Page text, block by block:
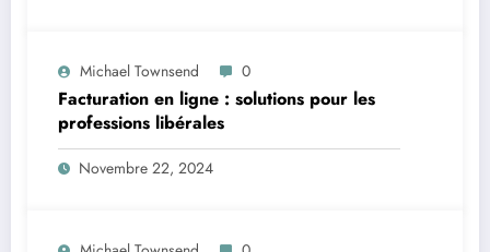
Michael Townsend 0
Facturation en ligne : solutions pour les
professions libérales
Novembre 22, 2024